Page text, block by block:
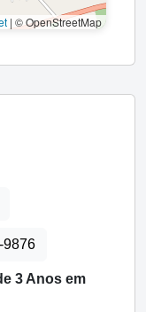
| © OpenStreetMap
9876
3 Anos em